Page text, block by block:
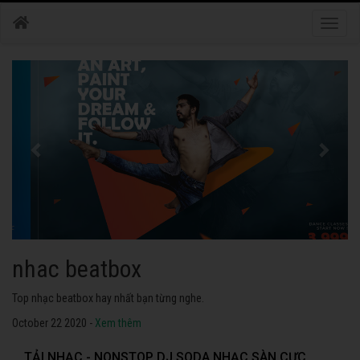
nhac dance
Những bài nhạc dance tuyển chọn 2020 hay nhất.
October 22 2020 - Xem thêm